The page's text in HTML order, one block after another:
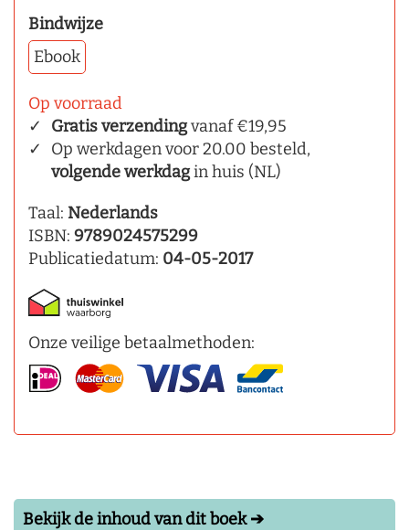
Bindwijze
Ebook
Op voorraad
Gratis verzendingvanaf €19,95
Op werkdagen voor 20.00 besteld,
volgende werkdagin huis (NL)
Taal: Nederlands
ISBN: 9789024575299
Publicatiedatum: 04-05-2017
Onze veilige betaalmethoden:
Bekijk de inhoud van dit boek ➔